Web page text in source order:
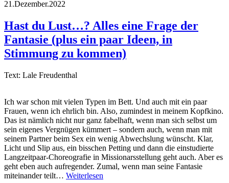
21.Dezember.2022
Hast du Lust…? Alles eine Frage der
Fantasie (plus ein paar Ideen, in
Stimmung zu kommen)
Text: Lale Freudenthal
Ich war schon mit vielen Typen im Bett. Und auch mit ein paar
Frauen, wenn ich ehrlich bin. Also, zumindest in meinem Kopfkino.
Das ist nämlich nicht nur ganz fabelhaft, wenn man sich selbst um
sein eigenes Vergnügen kümmert – sondern auch, wenn man mit
seinem Partner beim Sex ein wenig Abwechslung wünscht. Klar,
Licht und Slip aus, ein bisschen Petting und dann die einstudierte
Langzeitpaar-Choreografie in Missionarsstellung geht auch. Aber es
geht eben auch aufregender. Zumal, wenn man seine Fantasie
miteinander teilt… Weiterlesen